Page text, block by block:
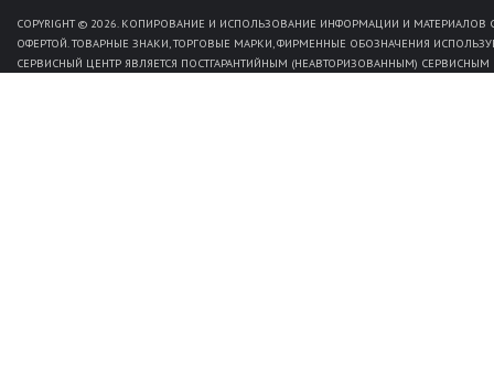
COPYRIGHT © 2026. КОПИРОВАНИЕ И ИСПОЛЬЗОВАНИЕ ИНФОРМАЦИИ И
ОФЕРТОЙ. ТОВАРНЫЕ ЗНАКИ, ТОРГОВЫЕ МАРКИ, ФИРМЕННЫЕ ОБОЗНАЧЕНИЯ
СЕРВИСНЫЙ ЦЕНТР ЯВЛЯЕТСЯ ПОСТГАРАНТИЙНЫМ (НЕАВТОРИЗОВАННЫМ)